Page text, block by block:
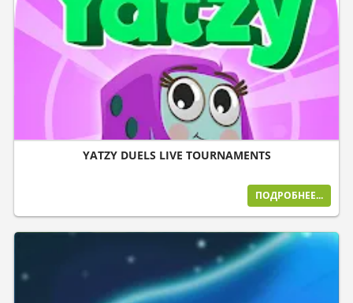
YATZY DUELS LIVE TOURNAMENTS
ПОДРОБНЕЕ...